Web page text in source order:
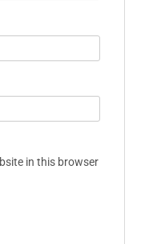
in this browser